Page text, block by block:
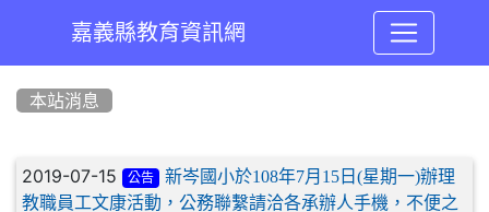
嘉義縣教育資訊網
本站消息
文章列表
2019-07-15 公告
新岑國小於108年7月15日(星期一)辦理
教職員工文康活動，公務聯繫請洽各承辦人手機，不便之